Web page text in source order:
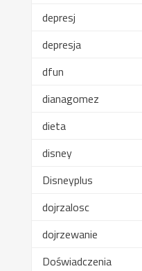
depresj
depresja
dfun
dianagomez
dieta
disney
Disneyplus
dojrzalosc
dojrzewanie
Doświadczenia